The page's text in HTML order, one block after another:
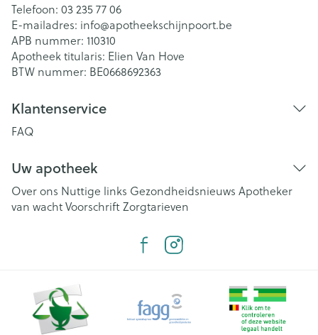
Telefoon: 03 235 77 06
E-mailadres: info@apotheekschijnpoort.be
APB nummer: 110310
Apotheek titularis: Elien Van Hove
BTW nummer: BE0668692363
Klantenservice
FAQ
Uw apotheek
Over ons Nuttige links Gezondheidsnieuws Apotheker
van wachtVoorschriftZorgtarieven